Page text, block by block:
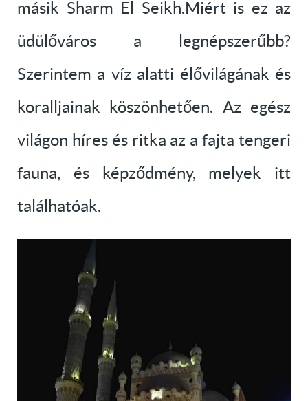
másik Sharm El Seikh.Miért is ez az
üdülőváros a legnépszerűbb?
Szerintem a víz alatti élővilágának és
koralljainak köszönhetően. Az egész
világon híres és ritka az a fajta tengeri
fauna, és képződmény, melyek itt
találhatóak.